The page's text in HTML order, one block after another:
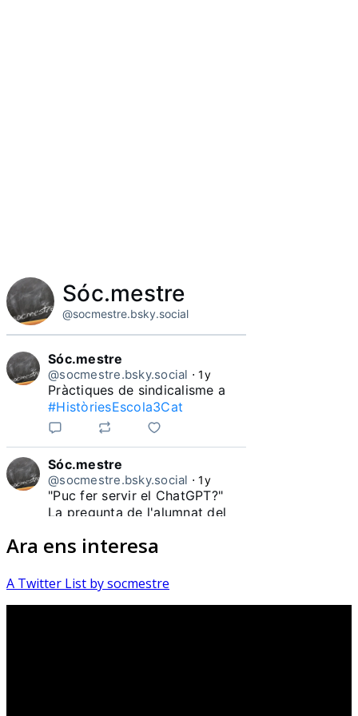
Sóc.mestre
@socmestre.bsky.social
Sóc.mestre
@socmestre.bsky.social ⋅1y
#HistòriesEscola3Cat
Sóc.mestre
@socmestre.bsky.social ⋅1y
"Puc fer servir el ChatGPT?"
La pregunta de l'alumnat del
#HistòriesEscola3Cat
Sóc.mestre
Ara ens interesa
A Twitter List by socmestre